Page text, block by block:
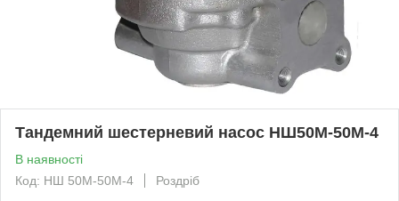
Тандемний шестерневий насос НШ50М-50М-4
В наявності
Код: НШ 50М-50М-4
Роздріб